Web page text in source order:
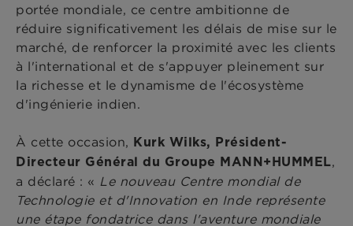
portée mondiale, ce centre ambitionne de
réduire significativement les délais de mise sur le
marché, de renforcer la proximité avec les clients
à l'international et de s'appuyer pleinement sur
la richesse et le dynamisme de l'écosystème
d'ingénierie indien.
À cette occasion, Kurk Wilks, Président-
Directeur Général du Groupe MANN+HUMMEL,
a déclaré : « Le nouveau Centre mondial de
Technologie et d'Innovation en Inde représente
une étape fondatrice dans l'aventure mondiale